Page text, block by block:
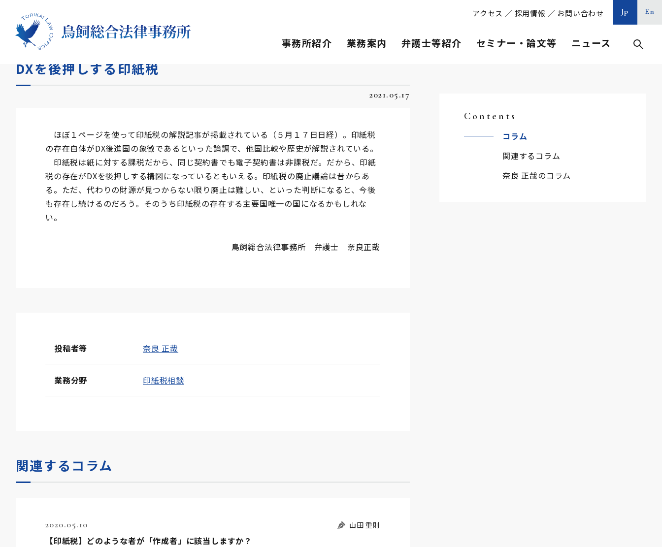
アクセス ／ 採用情報 ／ お問い合わせ Jp En
事務所紹介 業務案内 弁護士等紹介 セミナー・論文等 ニュース
HOME
DXを後押しする印紙税
2021.05.17
ほぼ１ページを使って印紙税の解説記事が掲載されている（５月１７日日経）。印紙税
の存在自体がDX後進国の象徴であるといった論調で、他国比較や歴史が解説されている。
印紙税は紙に対する課税だから、同じ契約書でも電子契約書は非課税だ。だから、印紙
税の存在がDXを後押しする構図になっているともいえる。印紙税の廃止議論は昔からあ
る。ただ、代わりの財源が見つからない限り廃止は難しい、といった判断になると、今後
も存在し続けるのだろう。そのうち印紙税の存在する主要国唯一の国になるかもしれな
い。
鳥飼総合法律事務所 弁護士 奈良正哉
投稿者等 奈良 正哉
業務分野 印紙税相談
関連するコラム
2020.05.10 山田 重則
【印紙税】どのような者が「作成者」に該当しますか？
Contents
コラム
関連するコラム
奈良 正哉のコラム